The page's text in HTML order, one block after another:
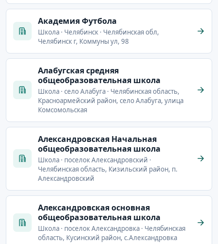
Академия Футбола
Школа · Челябинск · Челябинская обл,
Челябинск г, Коммуны ул, 98
Алабугская средняя
общеобразовательная школа
Школа · село Алабуга · Челябинская область,
Красноармейский район, село Алабуга, улица
Комсомольская
Александровская Начальная
общеобразовательная школа
Школа · поселок Александровский ·
Челябинская область, Кизильский район, п.
Александровский
Александровская основная
общеобразовательная школа
Школа · поселок Александровка · Челябинская
область, Кусинский район, с.Александровка